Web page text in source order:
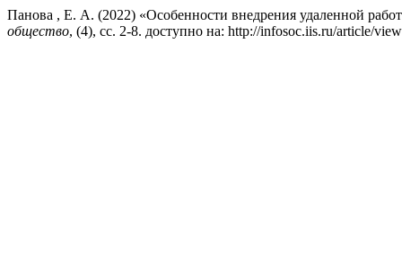
Панова , Е. А. (2022) «Особенности внедрения удаленной
общество, (4), сс. 2-8. доступно на: http://infosoc.iis.ru/article/